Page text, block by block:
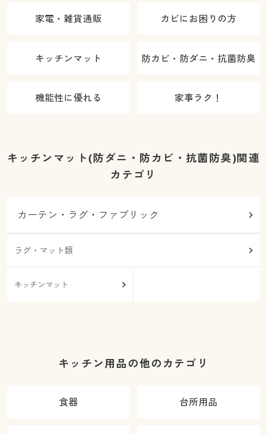
家電・雑貨通販 カビにお困りの方
キッチンマット 防カビ・防ダニ・抗菌防臭
機能性に優れる 家事ラク！
キッチンマット(防ダニ・防カビ・抗菌防臭)関連
カテゴリ
カーテン・ラグ・ファブリック
ラグ・マット類
キッチンマット
キッチン用品の他のカテゴリ
食器 台所用品